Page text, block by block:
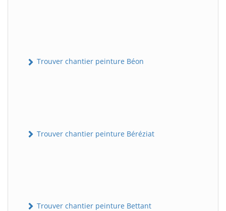
Trouver chantier peinture Béon
Trouver chantier peinture Béréziat
Trouver chantier peinture Bettant